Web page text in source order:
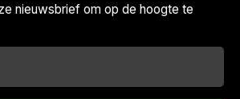
nieuwsbrief om op de hoogte te